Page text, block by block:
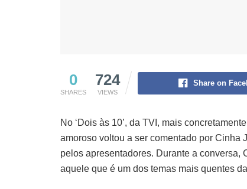
0
SHARES
724
VIEWS
Share on
No ‘Dois às 10’, da TVI, mais
amoroso voltou a ser comentado por Cinha
pelos apresentadores. Durante a
aquele que é um dos temas mais quentes